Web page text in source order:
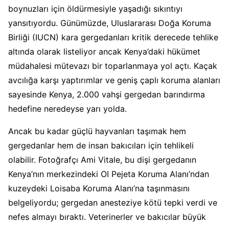
boynuzları için öldürmesiyle yaşadığı sıkıntıyı
yansıtıyordu. Günümüzde, Uluslararası Doğa Koruma
Birliği (IUCN) kara gergedanları kritik derecede tehlike
altında olarak listeliyor ancak Kenya’daki hükümet
müdahalesi mütevazı bir toparlanmaya yol açtı. Kaçak
avcılığa karşı yaptırımlar ve geniş çaplı koruma alanları
sayesinde Kenya, 2.000 vahşi gergedan barındırma
hedefine neredeyse yarı yolda.
Ancak bu kadar güçlü hayvanları taşımak hem
gergedanlar hem de insan bakıcıları için tehlikeli
olabilir. Fotoğrafçı Ami Vitale, bu dişi gergedanın
Kenya’nın merkezindeki OI Pejeta Koruma Alanı’ndan
kuzeydeki Loisaba Koruma Alanı’na taşınmasını
belgeliyordu; gergedan anesteziye kötü tepki verdi ve
nefes almayı bıraktı. Veterinerler ve bakıcılar büyük